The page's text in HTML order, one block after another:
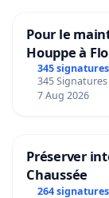
Pour le
Houppe à
345 signatures
345
7 Aug 2026
Préserver
Chaussée
264 signatures